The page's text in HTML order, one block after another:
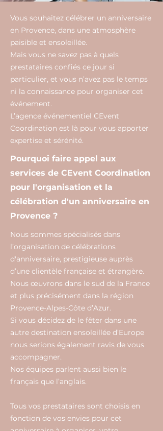
Vous souhaitez célébrer un anniversaire
en Provence, dans une atmosphère
paisible et ensoleillée.
Mais vous ne savez pas à quels
prestataires confiés ce jour si
particulier, et vous n’avez pas le temps
ni la connaissance pour organiser cet
événement.
L’agence événementiel CEvent
Coordination est là pour vous apporter
expertise et sérénité.
Pourquoi faire appel aux
services de CEvent Coordination
pour l'organisation et la
célébration d'un anniversaire en
Provence ?
Nous sommes spécialisés dans
l’organisation de célébrations
d'anniversaire, prestigieuse auprès
d’une clientèle française et étrangère.
Nous œuvrons dans le sud de la France
et plus précisément dans la région
Provence-Alpes-Côte d’Azur.
Si vous décidez de le fêter dans une
autre destination ensoleillée d’Europe
nous serions également ravis de vous
accompagner.
Nos équipes parlent aussi bien le
français que l’anglais.
Tous vos prestataires sont choisis en
fonction de vos envies pour cet